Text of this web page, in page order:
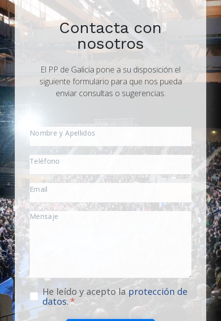
Contacta con
nosotros
El PP de Galicia pone a su disposición el
siguiente formulario para que nos pueda
enviar consultas o sugerencias.
He leído y acepto laprotección de
datos.